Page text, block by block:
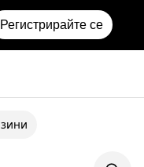
Регистрирайте се